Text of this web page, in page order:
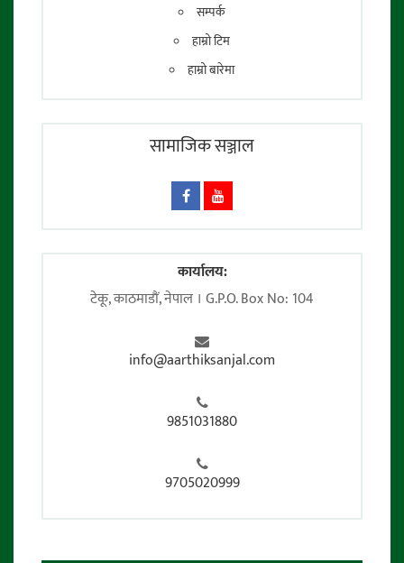
सम्पर्क
हाम्रो टिम
हाम्रो बारेमा
सामाजिक सञ्जाल
कार्यालय:
टेकू, काठमाडाैं, नेपाल । G.P.O. Box No: 104
info@aarthiksanjal.com
9851031880
9705020999